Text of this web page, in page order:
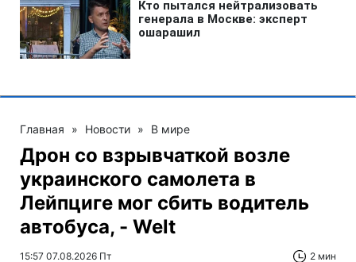
Главная » Новости » В мире
Дрон со взрывчаткой возле
украинского самолета в
Лейпциге мог сбить водитель
автобуса, - Welt
15:57 07.08.2026 Пт 2 мин